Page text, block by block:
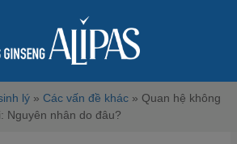
lý » Các vấn đề khác » Quan hệ không
Nguyên nhân do đâu?